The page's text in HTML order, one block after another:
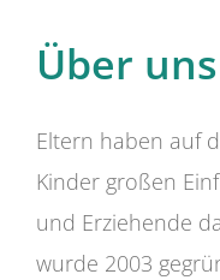
Über uns
Eltern haben auf
Kinder großen
und Erziehende
wurde 2003